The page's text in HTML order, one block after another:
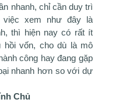
nhanh, chỉ cần duy trì
xem như đây là
thì hiện nay có rất ít
hồi vốn, cho dù là mô
công hay đang gặp
nhanh hơn so với dự
Chủ